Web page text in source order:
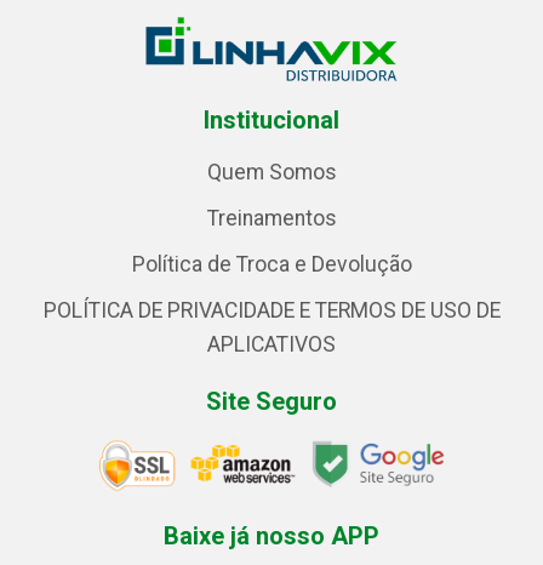
Institucional
Quem Somos
Treinamentos
Política de Troca e Devolução
POLÍTICA DE PRIVACIDADE E TERMOS DE USO DE
APLICATIVOS
Site Seguro
Baixe já nosso APP